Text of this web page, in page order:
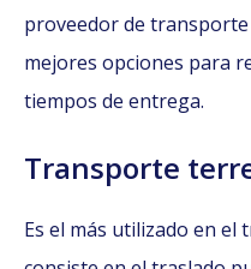
proveedor de
mejores opciones para
tiempos de entrega.
Transporte
Es el más utilizado en